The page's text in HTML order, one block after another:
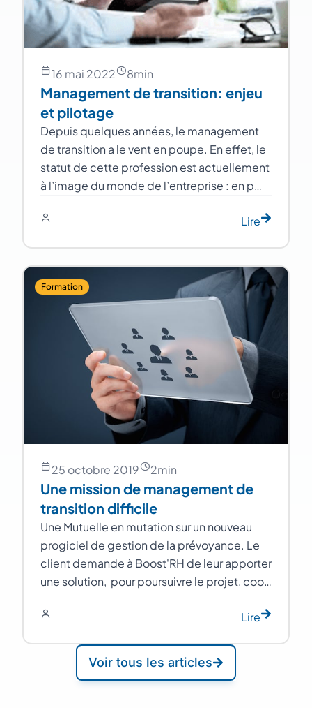
16 mai 2022 8min
Management de transition: enjeu
et pilotage
Depuis quelques années, le management
de transition a le vent en poupe. En effet, le
statut de cette profession est actuellement
à l’image du monde de l’entreprise : en p…
Lire
Formation
25 octobre 2019 2min
Une mission de management de
transition difficile
Une Mutuelle en mutation sur un nouveau
progiciel de gestion de la prévoyance. Le
client demande à Boost'RH de leur apporter
une solution, pour poursuivre le projet, coo…
Lire
Voir tous les articles